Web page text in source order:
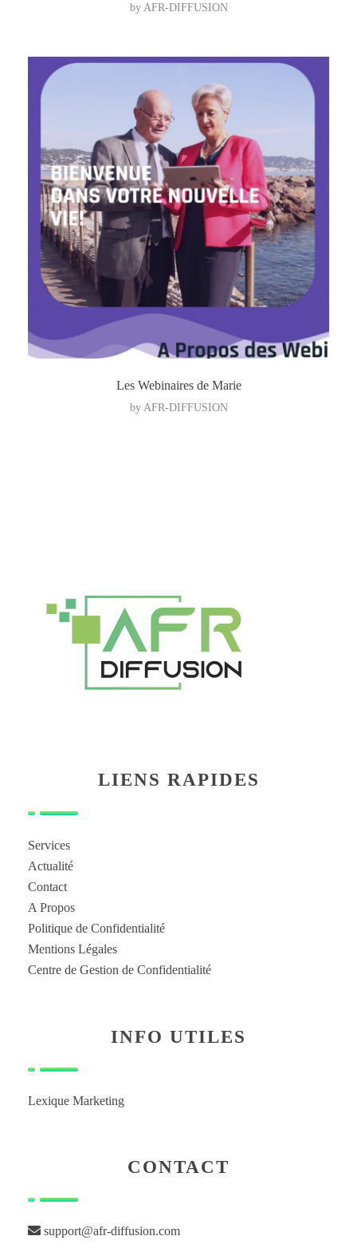
by AFR-DIFFUSION
Les Webinaires de Marie
by AFR-DIFFUSION
LIENS RAPIDES
Services
Actualité
Contact
A Propos
Politique de Confidentialité
Mentions Légales
Centre de Gestion de Confidentialité
INFO UTILES
Lexique Marketing
CONTACT
support@afr-diffusion.com